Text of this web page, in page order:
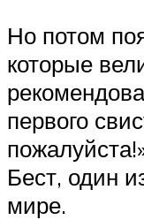
Но потом
которые
первого
Бест, один
мире.